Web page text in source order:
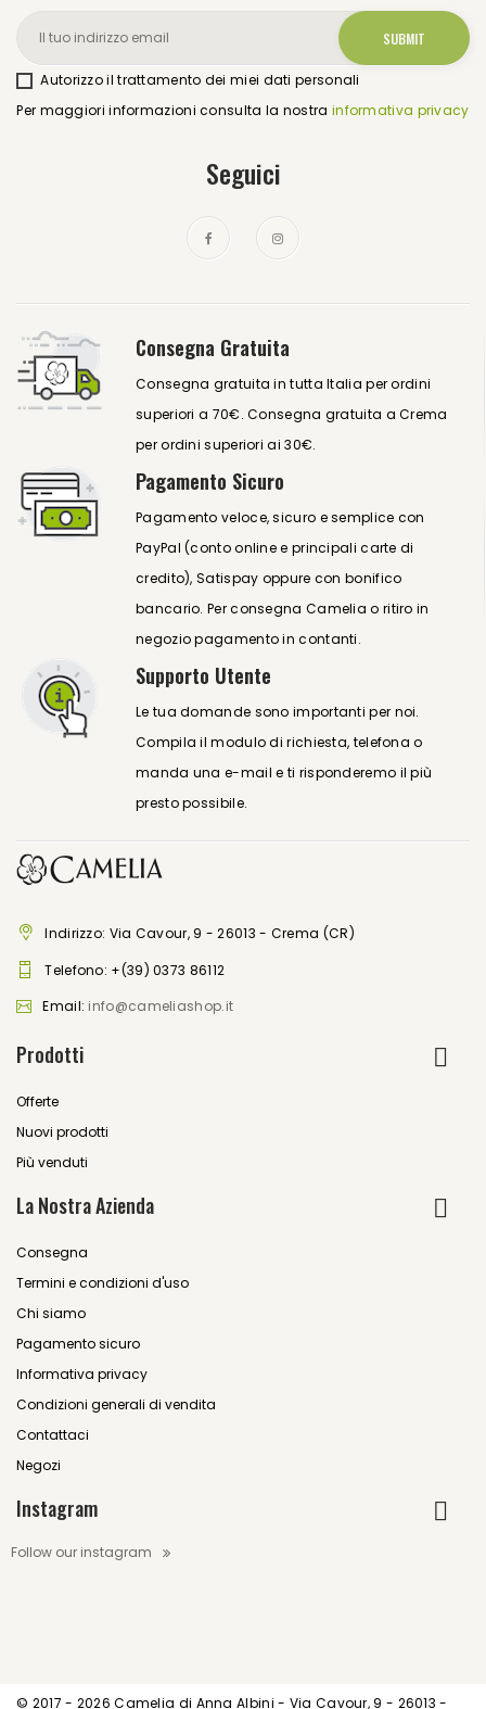
Autorizzo il trattamento dei miei dati personali
Per maggiori informazioni consulta la nostra informativa privacy
Seguici
Consegna Gratuita
Consegna gratuita in tutta Italia per ordini
superiori a 70€. Consegna gratuita a Crema
per ordini superiori ai 30€.
Pagamento Sicuro
Pagamento veloce, sicuro e semplice con
PayPal (conto online e principali carte di
credito), Satispay oppure con bonifico
bancario. Per consegna Camelia o ritiro in
negozio pagamento in contanti.
Supporto Utente
Le tua domande sono importanti per noi.
Compila il modulo di richiesta, telefona o
manda una e-mail e ti risponderemo il più
presto possibile.
Indirizzo: Via Cavour, 9 - 26013 - Crema (CR)
Telefono: +(39) 0373 86112
Email: info@cameliashop.it
Prodotti
Offerte
Nuovi prodotti
Più venduti
La Nostra Azienda
Consegna
Termini e condizioni d'uso
Chi siamo
Pagamento sicuro
Informativa privacy
Condizioni generali di vendita
Contattaci
Negozi
Instagram
Follow our instagram
© 2017 - 2026 Camelia di Anna Albini - Via Cavour, 9 - 26013 -